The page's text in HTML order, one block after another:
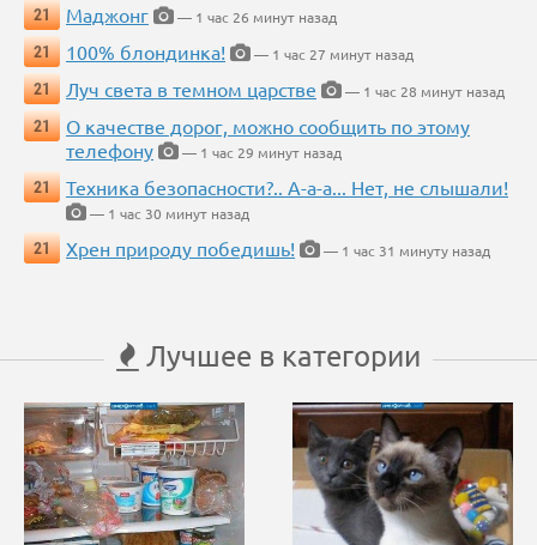
21
Маджонг
— 1 час 26 минут назад
21
100% блондинка!
— 1 час 27 минут назад
21
Луч света в темном царстве
— 1 час 28 минут назад
21
О качестве дорог, можно сообщить по этому
телефону
— 1 час 29 минут назад
21
Техника безопасности?.. А-а-а... Нет, не слышали!
— 1 час 30 минут назад
21
Хрен природу победишь! — 1 час 31 минуту назад
Лучшее в категории